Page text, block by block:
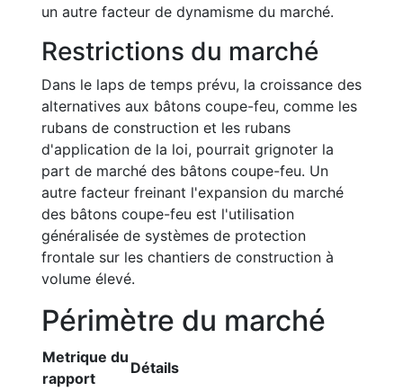
un autre facteur de dynamisme du marché.
Restrictions du marché
Dans le laps de temps prévu, la croissance des
alternatives aux bâtons coupe-feu, comme les
rubans de construction et les rubans
d'application de la loi, pourrait grignoter la
part de marché des bâtons coupe-feu. Un
autre facteur freinant l'expansion du marché
des bâtons coupe-feu est l'utilisation
généralisée de systèmes de protection
frontale sur les chantiers de construction à
volume élevé.
Périmètre du marché
Metrique du
rapport
Détails